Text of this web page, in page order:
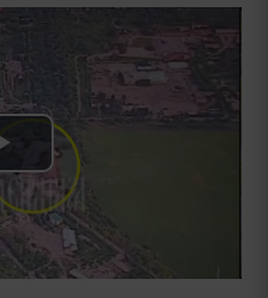
Play
Video